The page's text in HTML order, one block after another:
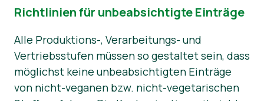
Richtlinien für unbeabsichtigte Einträge
Alle Produktions-, Verarbeitungs- und
Vertriebsstufen müssen so gestaltet sein, dass
möglichst keine unbeabsichtigten Einträge
von nicht-veganen bzw. nicht-vegetarischen